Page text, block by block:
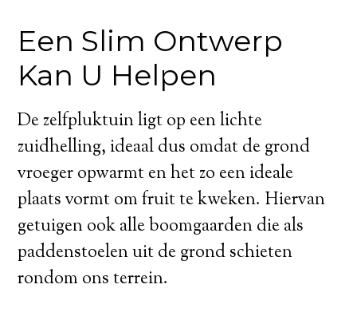
Een Slim Ontwerp
Kan U Helpen
De zelfpluktuin ligt op een lichte
zuidhelling, ideaal dus omdat de grond
vroeger opwarmt en het zo een ideale
plaats vormt om fruit te kweken. Hiervan
getuigen ook alle boomgaarden die als
paddenstoelen uit de grond schieten
rondom ons terrein.